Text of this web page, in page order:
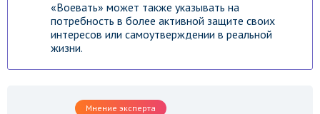
«Воевать» может также указывать на
потребность в более активной защите своих
интересов или самоутверждении в реальной
жизни.
Мнение эксперта